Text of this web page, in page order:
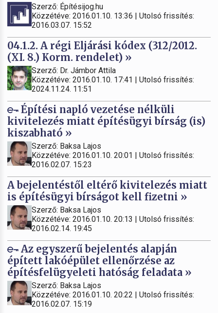
Szerző: Építésijog.hu
Közzétéve: 2016.01.10. 13:36 | Utolsó frissítés:
2016.03.07. 15:52
04.1.2. A régi Eljárási kódex (312/2012.
(XI. 8.) Korm. rendelet) »
Szerző: Dr. Jámbor Attila
Közzétéve: 2016.01.10. 17:41 | Utolsó frissítés:
2024.11.24. 11:51
Építési napló vezetése nélküli
kivitelezés miatt építésügyi bírság (is)
kiszabható »
Szerző: Baksa Lajos
Közzétéve: 2016.01.10. 20:01 | Utolsó frissítés:
2016.02.07. 15:23
A bejelentéstől eltérő kivitelezés miatt
is építésügyi bírságot kell fizetni »
Szerző: Baksa Lajos
Közzétéve: 2016.01.10. 20:13 | Utolsó frissítés:
2016.02.14. 19:45
Az egyszerű bejelentés alapján
épített lakóépület ellenőrzése az
építésfelügyeleti hatóság feladata »
Szerző: Baksa Lajos
Közzétéve: 2016.01.10. 20:22 | Utolsó frissítés:
2016.02.07. 15:19